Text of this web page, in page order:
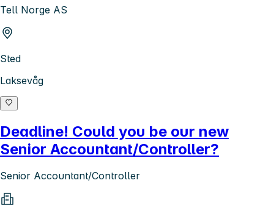
Tell Norge AS
Sted
Laksevåg
Deadline! Could you be our new
Senior Accountant/Controller?
Senior Accountant/Controller